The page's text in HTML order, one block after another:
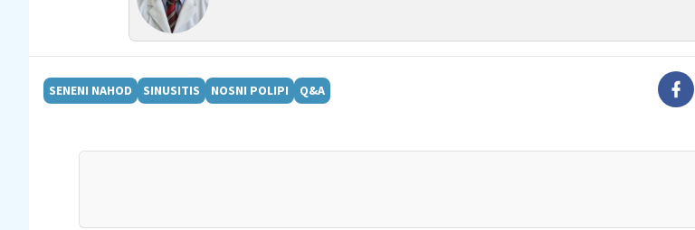
SENENI NAHOD SINUSITIS NOSNI POLIPI Q&A